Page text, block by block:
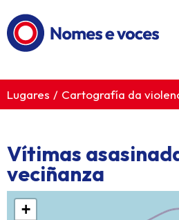
Lugares Cartografía da
Vítimas
veciñanza
+